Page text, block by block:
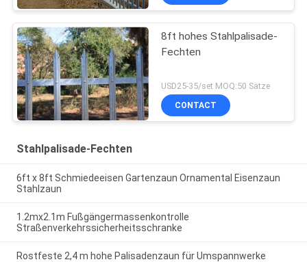
8ft hohes Stahlpalisade-
Fechten
USD25-35/set MOQ:50 Sätze
CONTACT
Stahlpalisade-Fechten
6ft x 8ft Schmiedeeisen Gartenzaun Ornamental Eisenzaun
Stahlzaun
1.2mx2.1m Fußgängermassenkontrolle
Straßenverkehrssicherheitsschranke
Rostfeste 2,4 m hohe Palisadenzaun für Umspannwerke